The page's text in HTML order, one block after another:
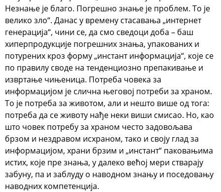
Незнање је благо. Погрешно знање је проблем. То је
велико зло“. Данас у времену стасавања „интернет
генерација“, чини се, да смо сведоци доба – баш
хиперпродукције погрешних знања, упакованих и
потурених кроз форму „инстант информација“, које се
по правилу своде на тенденциозно препакивање и
извртање чињеница. Потреба човека за
информацијом је слична његовој потреби за храном.
То је потреба за животом, али и нешто више од тога:
потреба да се животу нађе неки виши смисао. Но, као
што човек потребу за храном често задовољава
брзом и нездравом исхраном, тако и своју глад за
информацијом, храни брзим и „инстант“ паковањима
истих, које пре знања, у далеко већој мери стварају
забуну, па и заблуду о наводном знању и поседовању
наводних компетенција.